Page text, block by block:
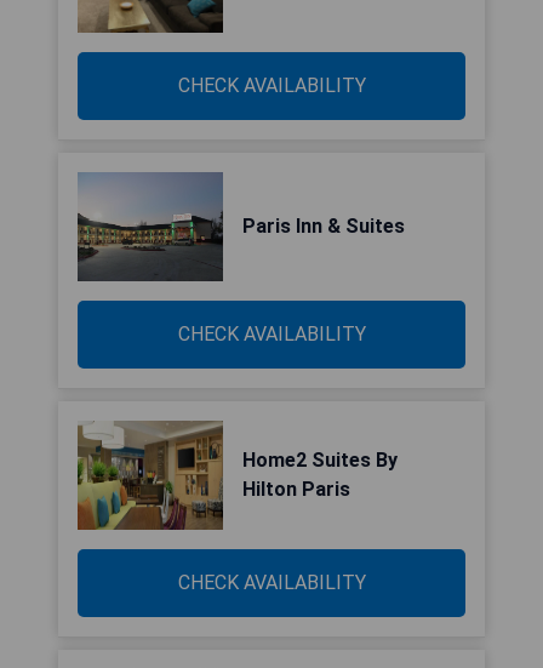
CHECK AVAILABILITY
Paris Inn & Suites
CHECK AVAILABILITY
Home2 Suites By
Hilton Paris
CHECK AVAILABILITY